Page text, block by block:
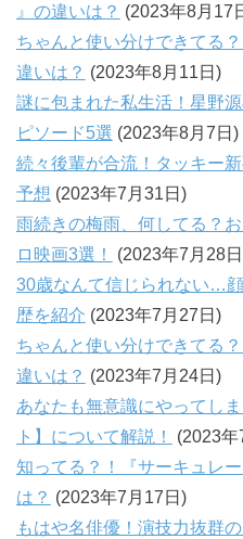
』の違いは？ (2023年8月17
ちゃんと使い分けできてる
違いは？ (2023年8月11日)
謎に包まれた私生活！星野
ピソード5選 (2023年8月7日)
続々後輩が合流！タッキー
予想 (2023年7月31日)
雨続きの梅雨、何してる？
ロ映画3選！
(2023年7月28
30歳なんて信じられない…
歴を紹介 (2023年7月27日)
ちゃんと使い分けできてる
違いは？ (2023年7月24日)
あなたも無意識にやってし
ト】について解説！
(2023
知ってる？！『サーキュレ
は？ (2023年7月17日)
もはや名俳優！演技力抜群